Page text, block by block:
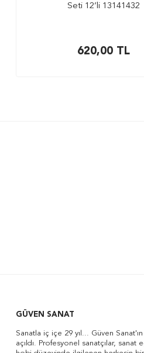
Seti 12’li 13141432
620,00 TL
GÜVEN SANAT
Sanatla iç içe 29 yıl... Güven
açıldı. Profesyonel sanatçılar,